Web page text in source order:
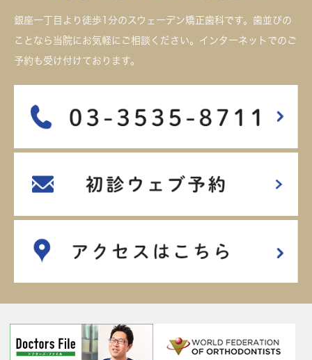
銀座一丁目より徒歩1分のスウェーデン矯正歯科です。歯並びの
ことなら当院にお気軽にご相談ください。インターネットでのご
予約も受け付けております。